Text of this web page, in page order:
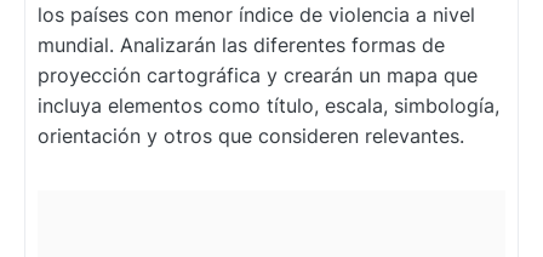
los países con menor índice de violencia a nivel
mundial. Analizarán las diferentes formas de
proyección cartográfica y crearán un mapa que
incluya elementos como título, escala, simbología,
orientación y otros que consideren relevantes.